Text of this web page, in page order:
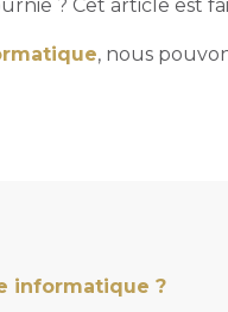
? Cet article est
, nous
informatique ?